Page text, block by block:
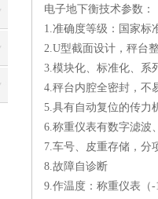
电子地下衡技术参数：
1.准确度等级：国家标
2.U型截面设计，秤台
3.模块化、标准化、系
4.秤台内腔全密封，不
5.具有自动复位的传力
6.称重仪表有数字滤波
7.车号、皮重存储，分
8.故障自诊断
9.作温度：称重仪表（